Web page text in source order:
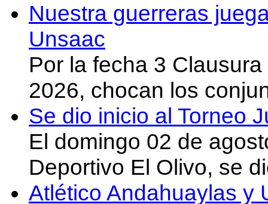
Nuestra guerreras
Unsaac
Por la fecha 3
2026, chocan los
Se dio inicio al Torneo
El domingo 02 de
Deportivo El Olivo, se
Atlético Andahuaylas y